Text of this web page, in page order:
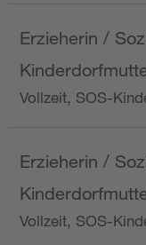
Erzieherin /
Vollzeit, SOS-
Erzieherin /
Vollzeit, SOS-